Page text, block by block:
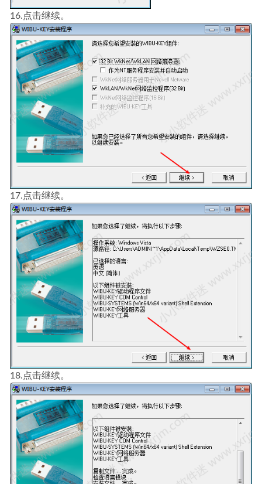
16.点击继续。
17.点击继续。
18.点击继续。